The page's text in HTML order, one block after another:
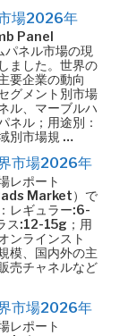
場2026年
Panel
ネル市場の現
ました。世界の
要企業の動向
グメント別市場
ル、マーブルハ
ネル；用途別：
別市場規 …
市場2026年
レポート
Market）で
レギュラー:6-
ス:12-15g；用
ンラインスト
模、国内外の主
売チャネルなど
市場2026年
レポート